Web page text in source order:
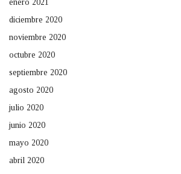
enero 2021
diciembre 2020
noviembre 2020
octubre 2020
septiembre 2020
agosto 2020
julio 2020
junio 2020
mayo 2020
abril 2020